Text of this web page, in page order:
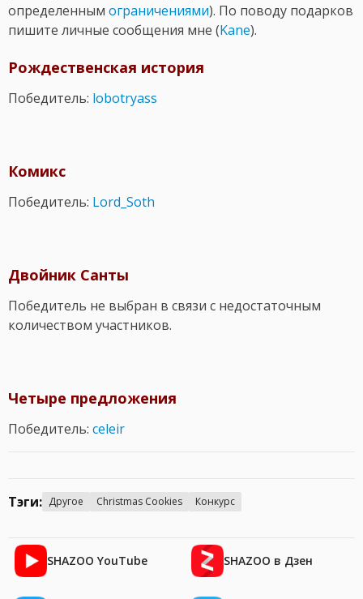
определенным ограничениями). По поводу подарков
пишите личные сообщения мне (Kane).
Рождественская история
Победитель: lobotryass
Комикс
Победитель: Lord_Soth
Двойник Санты
Победитель не выбран в связи с недостаточным
количеством участников.
Четыре предложения
Победитель: celeir
Тэги: Другое Christmas Cookies Конкурс
SHAZOO YouTube SHAZOO в Дзен